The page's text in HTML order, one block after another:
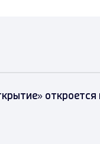
откроется